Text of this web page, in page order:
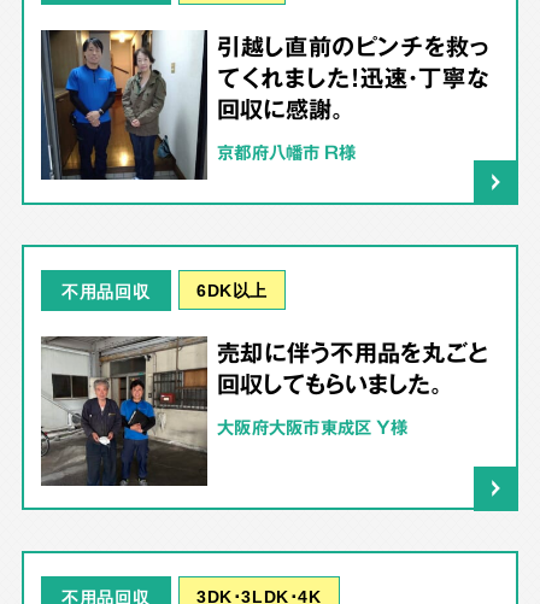
引越し直前のピンチを救っ
てくれました！迅速・丁寧な
回収に感謝。
京都府八幡市 R様
不用品回収 6DK以上
売却に伴う不用品を丸ごと
回収してもらいました。
大阪府大阪市東成区 Y様
不用品回収 3DK･3LDK･4K